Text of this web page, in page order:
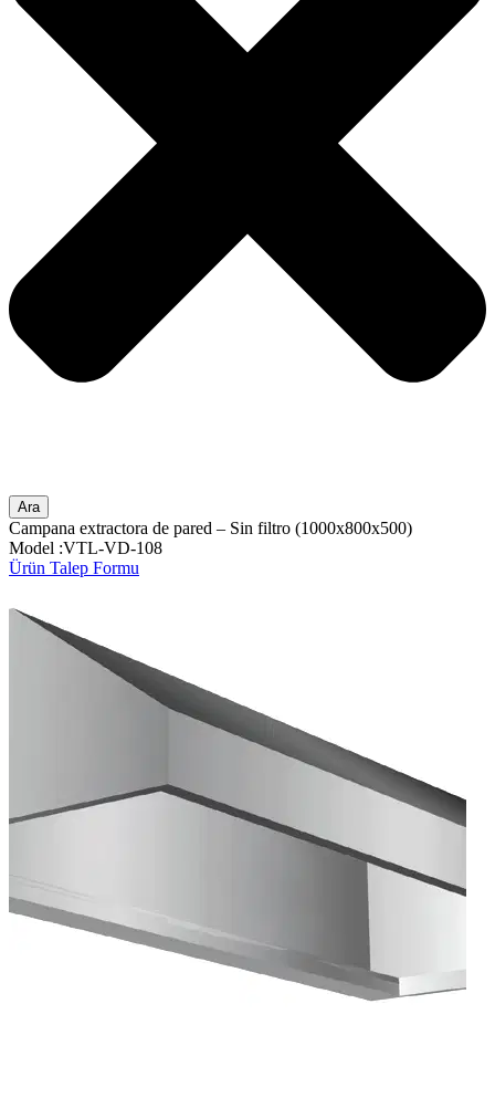
Ara
Campana extractora de pared – Sin filtro (1000x800x500)
Model :VTL-VD-108
Ürün Talep Formu